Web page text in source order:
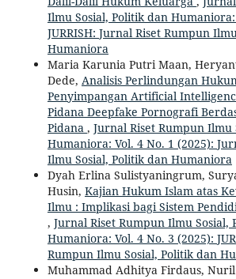
Ilmu Sosial, Politik dan Humaniora:
JURRISH: Jurnal Riset Rumpun
Humaniora
Maria Karunia Putri Maan,
Dede, Analisis Perlindungan
Penyimpangan Artificial
Pidana Deepfake Pornografi
Pidana , Jurnal Riset Rumpun Ilmu
Humaniora: Vol. 4 No. 1 (2025):
Ilmu Sosial, Politik dan Humaniora
Dyah Erlina Sulistyaningrum,
Husin, Kajian Hukum Islam atas
Ilmu : Implikasi bagi Sistem
, Jurnal Riset Rumpun Ilmu Sosial,
Humaniora: Vol. 4 No. 3 (2025):
Rumpun Ilmu Sosial, Politik dan
Muhammad Adhitya Firdaus, Nuril